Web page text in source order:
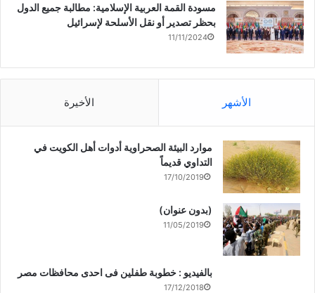
مسودة القمة العربية الإسلامية: مطالبة جميع الدول
بحظر تصدير أو نقل الأسلحة لإسرائيل
11/11/2024
الأشهر الأخيرة
موارد البيئة الصحراوية أدوات أهل الكويت في
التداوي قديماً
17/10/2019
(بدون عنوان)
11/05/2019
بالفيديو : خطوبة طفلين فى احدى محافظات مصر
17/12/2018